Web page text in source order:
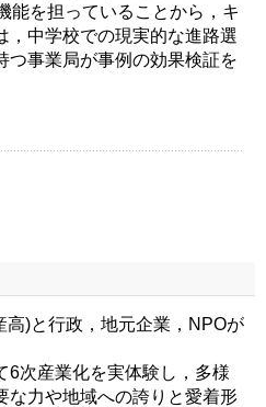
能を担っていることから，キ
，中学校での現実的な進路選
つ事業局が事例の効果検証を
)と行政，地元企業，NPOが
次産業化を実体験し，多様
な力や地域への誇りと愛着形